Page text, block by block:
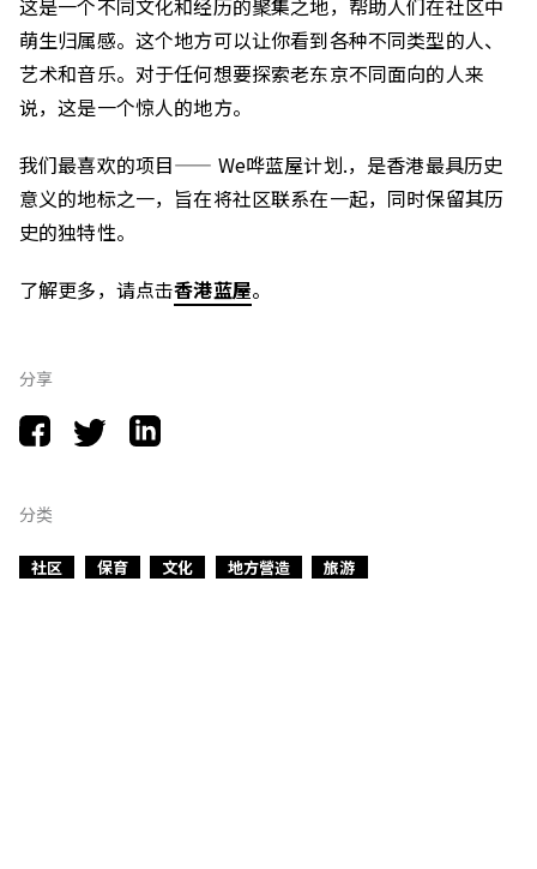
萌生归属感。这个地方可以让你看到各种不同类型的人、
艺术和音乐。对于任何想要探索老东京不同面向的人来
说，这是一个惊人的地方。
我们最喜欢的项目—— We哗蓝屋计划.，是香港最具历史
意义的地标之一，旨在将社区联系在一起，同时保留其历
史的独特性。
了解更多，请点击香港蓝屋。
分享
分类
社区 保育 文化 地方營造 旅游